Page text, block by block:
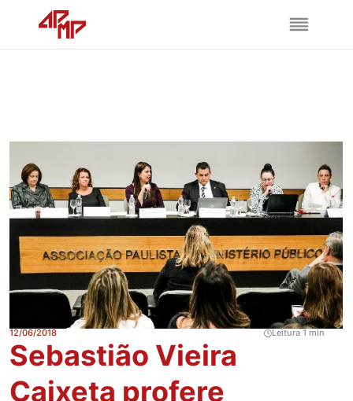
12/06/2018 Leitura 1 min
Sebastião Vieira
Caixeta profere